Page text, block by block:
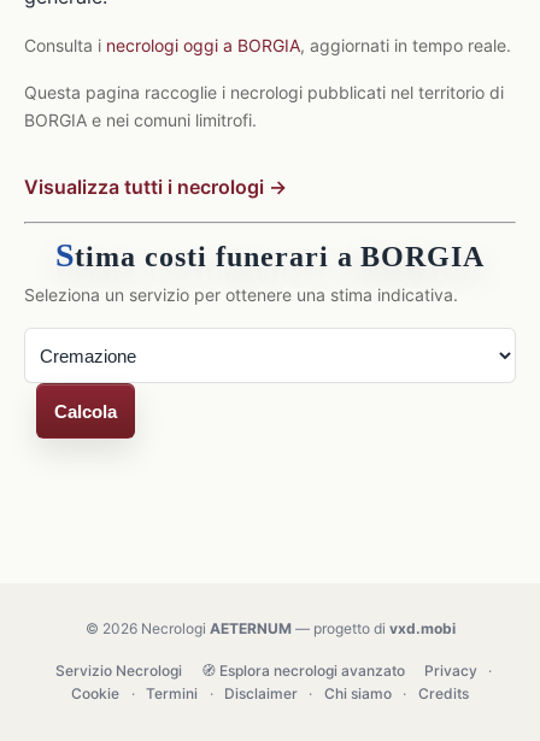
Consulta i necrologi oggi a BORGIA, aggiornati in tempo reale.
Questa pagina raccoglie i necrologi pubblicati nel territorio di
BORGIA e nei comuni limitrofi.
Visualizza tutti i necrologi →
Stima costi funerari a BORGIA
Seleziona un servizio per ottenere una stima indicativa.
Calcola
© 2026 Necrologi AETERNUM— progetto di vxd.mobi
Servizio Necrologi 🧭 Esplora necrologi avanzato Privacy
·
Cookie
· Termini · Disclaimer · Chi siamo · Credits